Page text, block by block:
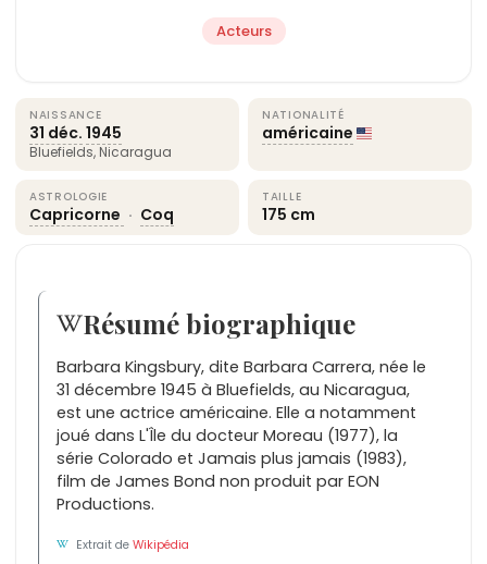
Acteurs
NAISSANCE
31 déc. 1945
Bluefields, Nicaragua
NATIONALITÉ
américaine
ASTROLOGIE
Capricorne · Coq
TAILLE
175 cm
Résumé biographique
Barbara Kingsbury, dite Barbara Carrera, née le
31 décembre 1945 à Bluefields, au Nicaragua,
est une actrice américaine. Elle a notamment
joué dans L'Île du docteur Moreau (1977), la
série Colorado et Jamais plus jamais (1983),
film de James Bond non produit par EON
Productions.
Extrait deWikipédia